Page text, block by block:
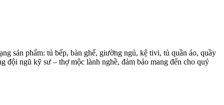
sản phẩm: tủ bếp, bàn ghế, giường ngủ, kệ tivi, tủ quần áo, quầy
đội ngũ kỹ sư – thợ mộc lành nghề, đảm bảo mang đến cho quý